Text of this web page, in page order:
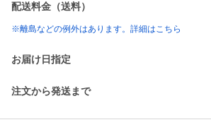
配送料金（送料）
※離島などの例外はあります。詳細はこちら
お届け日指定
注文から発送まで